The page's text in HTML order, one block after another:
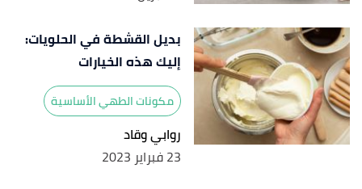
بديل القشطة في الحلويات:
إليك هذه الخيارات
مكونات الطهي الأساسية
روابي وقاد
23 فبراير 2023